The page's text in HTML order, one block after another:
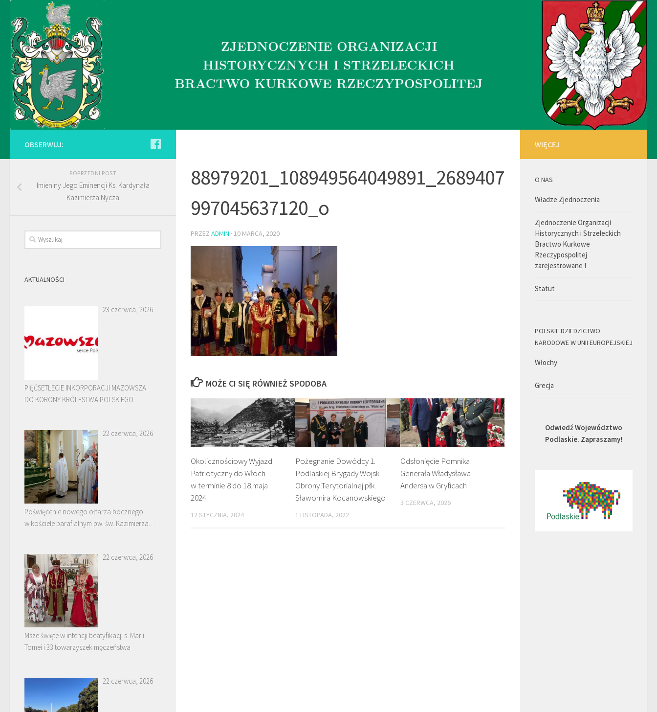
88979201_108949564049891_2689407
997045637120_o
PRZEZ ADMIN · 10 MARCA, 2020
MOŻE CI SIĘ RÓWNIEŻ SPODOBA
Okolicznościowy Wyjazd
Patriotyczny do Włoch
w terminie 8 do 18.maja
2024.
12 STYCZNIA, 2024
Pożegnanie Dowódcy 1.
Podlaskiej Brygady Wojsk
Obrony Terytorialnej płk.
Sławomira Kocanowskiego
1 LISTOPADA, 2022
Odsłonięcie Pomnika
Generała Władysława
Andersa w Gryficach
3 CZERWCA, 2026
OBSERWUJ:
POPRZEDNI POST
Imieniny Jego Eminencji Ks. Kardynała
Kazimierza Nycza
AKTUALNOŚCI
23 czerwca, 2026
PIĘĆSETLECIE INKORPORACJI MAZOWSZA
DO KORONY KRÓLESTWA POLSKIEGO
22 czerwca, 2026
Poświęcenie nowego ołtarza bocznego
w kościele parafialnym pw. św. Kazimierza
22 czerwca, 2026
Msze święte w intencji beatyfikacji s. Marii
Tomei i 33 towarzyszek męczeństwa
22 czerwca, 2026
WIĘCEJ
O NAS
Władze Zjednoczenia
Zjednoczenie Organizacji
Historycznych i Strzeleckich
Bractwo Kurkowe
Rzeczypospolitej
zarejestrowane !
Statut
POLSKIE DZIEDZICTWO
NARODOWE W UNII EUROPEJSKIEJ
Włochy
Grecja
Odwiedź Województwo
Podlaskie. Zapraszamy!